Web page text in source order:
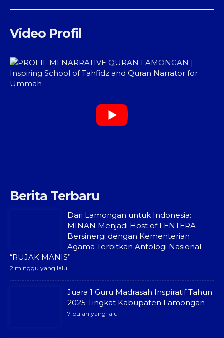
Video Profil
Berita Terbaru
Dari Lamongan untuk Indonesia:
MINAN Menjadi Host of LENTERA
Bersinergi dengan Kementerian
Agama Terbitkan Antologi Nasional
“RUJAK MANIS”
2 minggu yang lalu
Juara 1 Guru Madrasah Inspiratif Tahun
2025 Tingkat Kabupaten Lamongan
7 bulan yang lalu